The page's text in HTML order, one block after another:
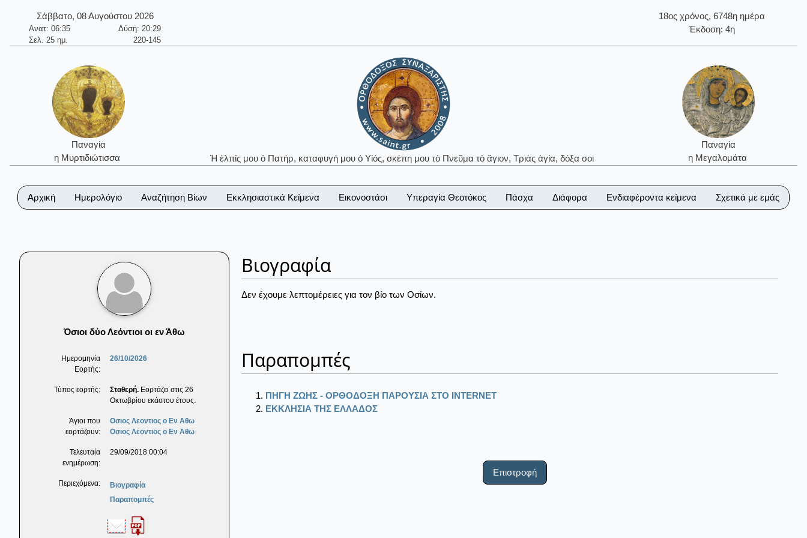
Σάββατο, 08 Αυγούστου 2026
Ανατ: 06:35
Δύση: 20:29
Σελ. 25 ημ.
220-145
18ος χρόνος, 6748η ημέρα
Έκδοση: 4η
Παναγία
η Μυρτιδιώτισσα
Ἡ ἐλπίς μου ὁ Πατήρ, καταφυγή μου ὁ Υἱός, σκέπη μου τὸ Πνεῦμα τὸ ἅγιον, Τριὰς ἁγία, δόξα σοι
Παναγία
η Μεγαλομάτα
Αρχική Ημερολόγιο Αναζήτηση Βίων Εκκλησιαστικά Κείμενα Εικονοστάσι Υπεραγία Θεοτόκος Πάσχα Διάφορα Ενδιαφέροντα κείμενα Σχετικά με εμάς
Όσιοι δύο Λεόντιοι οι εν Άθω
Ημερομηνία
Εορτής:
26/10/2026
Τύπος εορτής: Σταθερή. Εορτάζει στις 26
Οκτωβρίου εκάστου έτους.
Άγιοι που
εορτάζουν:
Οσιος Λεοντιος ο Εν Αθω
Οσιος Λεοντιος ο Εν Αθω
Τελευταία
ενημέρωση:
29/09/2018 00:04
Περιεχόμενα:
Βιογραφία
Παραπομπές
Βιογραφία
Δεν έχουμε λεπτομέρειες για τον βίο των Οσίων.
Παραπομπές
ΠΗΓΗ ΖΩΗΣ - ΟΡΘΟΔΟΞΗ ΠΑΡΟΥΣΙΑ ΣΤΟ ΙΝΤΕRΝΕΤ
ΕΚΚΛΗΣΙΑ ΤΗΣ ΕΛΛΑΔΟΣ
Επιστροφή